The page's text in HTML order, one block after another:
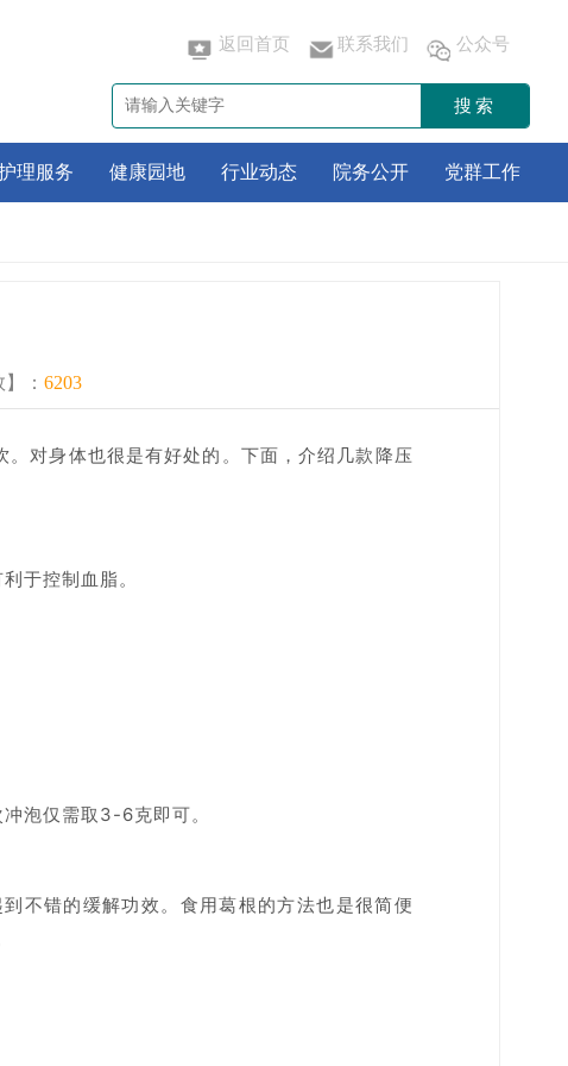
返回首页 联系我们 公众号
搜索
理服务 健康园地 行业动态 院务公开 党群工作
】：6203
对身体也很是有好处的。下面，介绍几款降压
于控制血脂。
泡仅需取3-6克即可。
不错的缓解功效。食用葛根的方法也是很简便